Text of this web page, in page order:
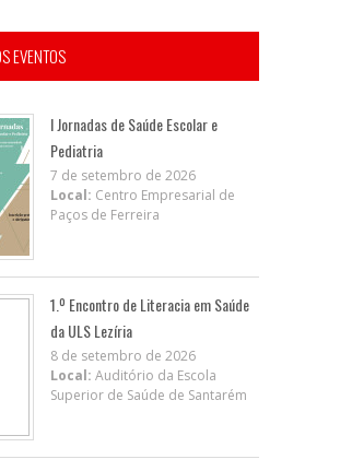
EVENTOS
I Jornadas de Saúde Escolar e
Pediatria
7 de setembro de 2026
Local: Centro Empresarial de
Paços de Ferreira
1.º Encontro de Literacia em Saúde
da ULS Lezíria
8 de setembro de 2026
Local: Auditório da Escola
Superior de Saúde de Santarém